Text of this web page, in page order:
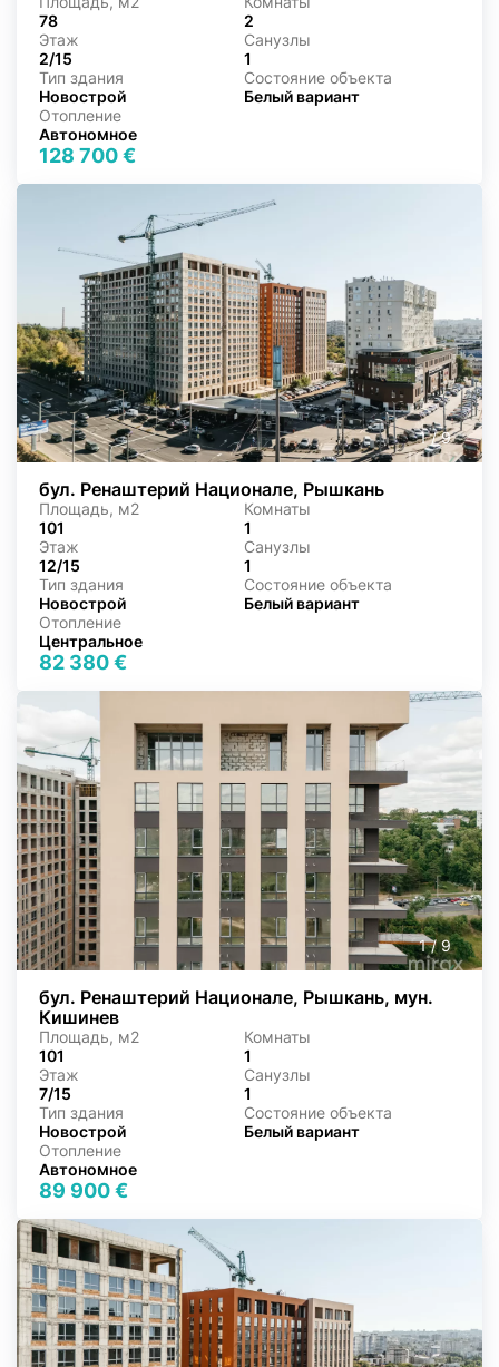
78
2
Этаж
2/15
Санузлы
1
Тип здания
Новострой
Состояние объекта
Белый вариант
Отопление
Автономное
128 700 €
1/9
бул. Ренаштерий Национале, Рышкань
Площадь, м2
101
Комнаты
1
Этаж
12/15
Санузлы
1
Тип здания
Новострой
Состояние объекта
Белый вариант
Отопление
Центральное
82 380 €
1/9
бул. Ренаштерий Национале, Рышкань, мун.
Кишинев
Площадь, м2
101
Комнаты
1
Этаж
7/15
Санузлы
1
Тип здания
Новострой
Состояние объекта
Белый вариант
Отопление
Автономное
89 900 €